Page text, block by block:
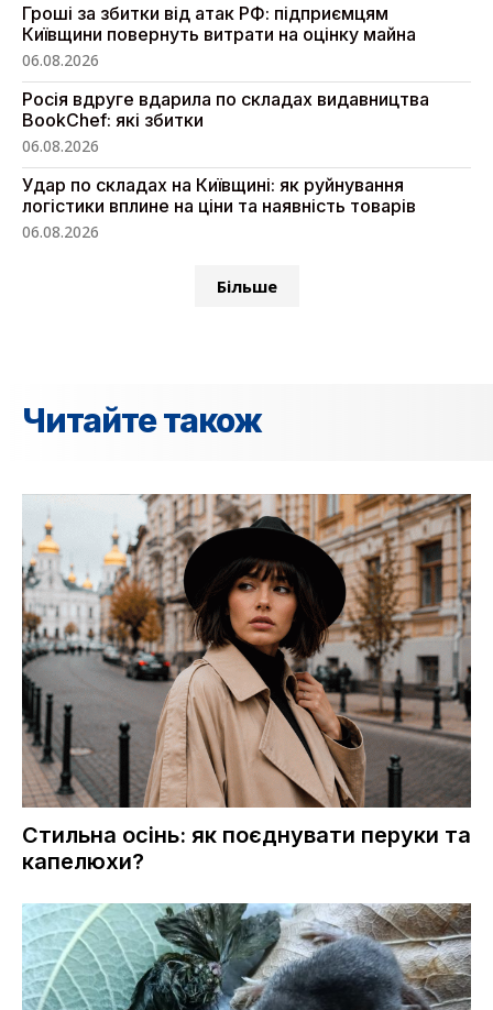
Гроші за збитки від атак РФ: підприємцям
Київщини повернуть витрати на оцінку майна
06.08.2026
Росія вдруге вдарила по складах видавництва
BookChef: які збитки
06.08.2026
Удар по складах на Київщині: як руйнування
логістики вплине на ціни та наявність товарів
06.08.2026
Більше
Читайте також
Стильна осінь: як поєднувати перуки та
капелюхи?